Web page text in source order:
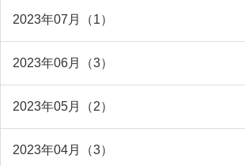
2023年07月（1）
2023年06月（3）
2023年05月（2）
2023年04月（3）